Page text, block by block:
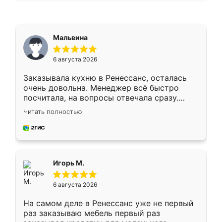
Мальвина
6 августа 2026
Заказывала кухню в Ренессанс, осталась
очень довольна. Менеджер всё быстро
посчитала, на вопросы отвечала сразу.
Замерщик приехал в субботу, подошёл к
делу со всей ответственностью. Собрали
за день, ребята работали аккуратно, даже
Читать полностью
Игорь М.
6 августа 2026
На самом деле в Ренессанс уже не первый
раз заказываю мебель первый раз